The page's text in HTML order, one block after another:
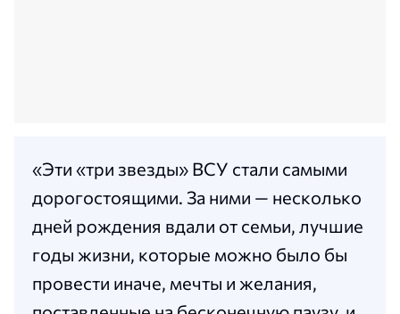
«Эти «три звезды» ВСУ стали самыми
дорогостоящими. За ними — несколько
дней рождения вдали от семьи, лучшие
годы жизни, которые можно было бы
провести иначе, мечты и желания,